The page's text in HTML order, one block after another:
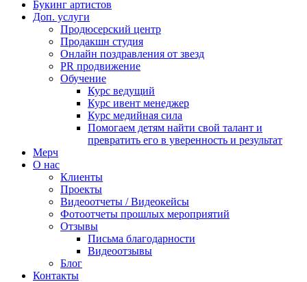
Букинг артистов
Доп. услуги
Продюсерский центр
Продакшн студия
Онлайн поздравления от звезд
PR продвижение
Обучение
Курс ведущий
Курс ивент менеджер
Курс медийная сила
Помогаем детям найти свой талант и
превратить его в уверенность и результат
Мерч
О нас
Клиенты
Проекты
Видеоотчеты / Видеокейсы
Фотоотчеты прошлых мероприятий
Отзывы
Письма благодарности
Видеоотзывы
Блог
Контакты